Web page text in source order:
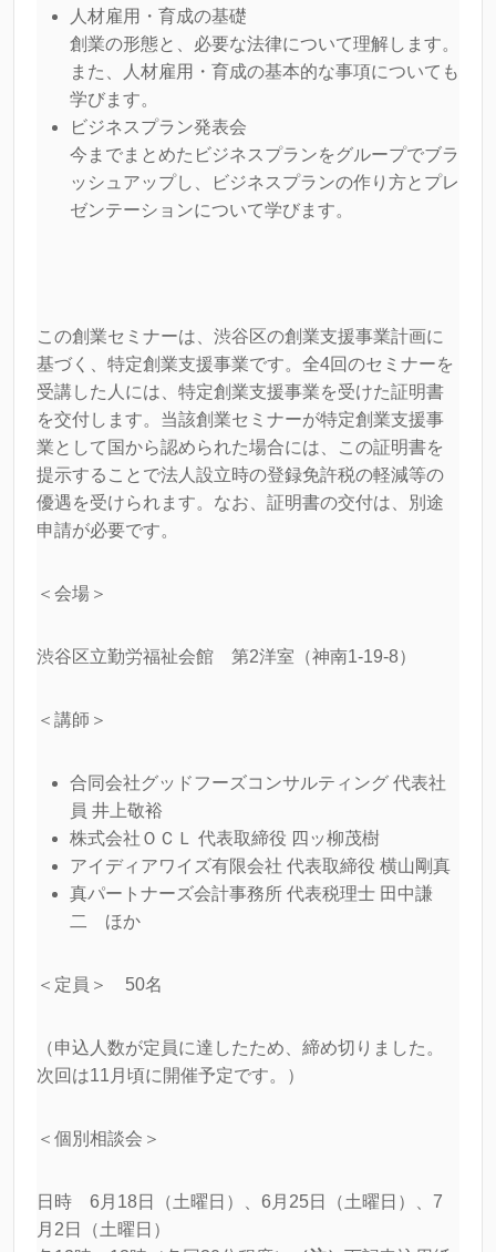
人材雇用・育成の基礎
創業の形態と、必要な法律について理解します。
また、人材雇用・育成の基本的な事項についても
学びます。
ビジネスプラン発表会
今までまとめたビジネスプランをグループでブラ
ッシュアップし、ビジネスプランの作り方とプレ
ゼンテーションについて学びます。
この創業セミナーは、渋谷区の創業支援事業計画に
基づく、特定創業支援事業です。全4回のセミナーを
受講した人には、特定創業支援事業を受けた証明書
を交付します。当該創業セミナーが特定創業支援事
業として国から認められた場合には、この証明書を
提示することで法人設立時の登録免許税の軽減等の
優遇を受けられます。なお、証明書の交付は、別途
申請が必要です。
＜会場＞
渋谷区立勤労福祉会館 第2洋室（神南1-19-8）
＜講師＞
合同会社グッドフーズコンサルティング 代表社
員 井上敬裕
株式会社ＯＣＬ 代表取締役 四ッ柳茂樹
アイディアワイズ有限会社 代表取締役 横山剛真
真パートナーズ会計事務所 代表税理士 田中謙
二 ほか
＜定員＞ 50名
（申込人数が定員に達したため、締め切りました。
次回は11月頃に開催予定です。）
＜個別相談会＞
日時 6月18日（土曜日）、6月25日（土曜日）、7
月2日（土曜日）